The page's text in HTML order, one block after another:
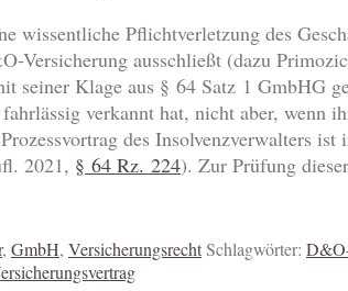
wissentliche Pflichtverletzung des
Versicherung ausschließt (dazu
seiner Klage aus § 64 Satz 1 GmbHG
verkannt hat, nicht aber, wenn
des Insolvenzverwalters
2021, § 64 Rz. 224). Zur Prüfung
, GmbH, VersicherungsrechtSchlagwörter: